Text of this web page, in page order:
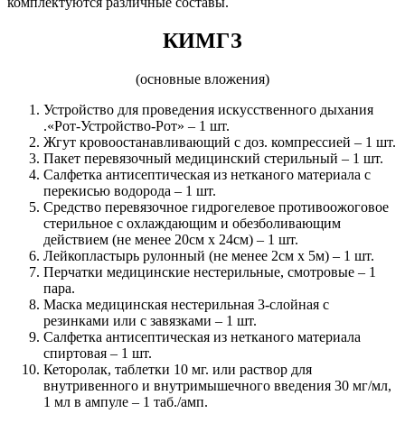
КИМГЗ
(основные вложения)
Устройство для проведения искусственного дыхания
.«Рот-Устройство-Рот» – 1 шт.
Жгут кровоостанавливающий с доз. компрессией – 1 шт.
Пакет перевязочный медицинский стерильный – 1 шт.
Салфетка антисептическая из нетканого материала с
перекисью водорода – 1 шт.
Средство перевязочное гидрогелевое противоожоговое
стерильное с охлаждающим и обезболивающим
действием (не менее 20см х 24см) – 1 шт.
Лейкопластырь рулонный (не менее 2см х 5м) – 1 шт.
Перчатки медицинские нестерильные, смотровые – 1
пара.
Маска медицинская нестерильная 3-слойная с
резинками или с завязками – 1 шт.
Салфетка антисептическая из нетканого материала
спиртовая – 1 шт.
Кеторолак, таблетки 10 мг. или раствор для
внутривенного и внутримышечного введения 30 мг/мл,
1 мл в ампуле – 1 таб./амп.